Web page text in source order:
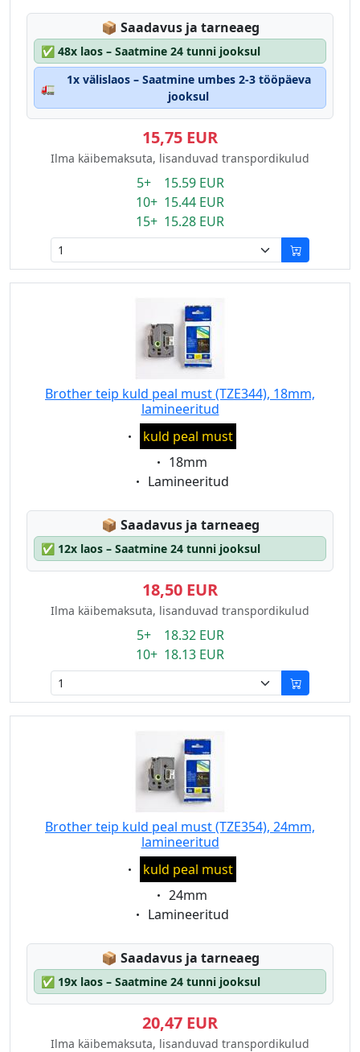
📦 Lagerstatus:
Saadavus ja tarneaeg
✅ 48x laos – Saatmine 24 tunni jooksul
🚛
1x välislaos – Saatmine umbes 2-3 tööpäeva
jooksul
15,75 EUR
Ilma käibemaksuta, lisanduvad transpordikulud
5+ 15.59 EUR
10+ 15.44 EUR
15+ 15.28 EUR
Brother teip kuld peal must (TZE344), 18mm,
lamineeritud
Eigenschaft:
kuld peal must
Eigenschaft:
18mm
Eigenschaft:
Lamineeritud
📦 Lagerstatus:
Saadavus ja tarneaeg
✅ 12x laos – Saatmine 24 tunni jooksul
18,50 EUR
Ilma käibemaksuta, lisanduvad transpordikulud
5+ 18.32 EUR
10+ 18.13 EUR
Brother teip kuld peal must (TZE354), 24mm,
lamineeritud
Eigenschaft:
kuld peal must
Eigenschaft:
24mm
Eigenschaft:
Lamineeritud
📦 Lagerstatus:
Saadavus ja tarneaeg
✅ 19x laos – Saatmine 24 tunni jooksul
20,47 EUR
Ilma käibemaksuta, lisanduvad transpordikulud